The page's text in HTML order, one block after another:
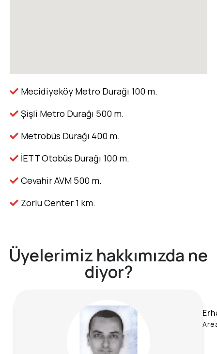
Mecidiyeköy Metro Durağı 100 m.
Şişli Metro Durağı 500 m.
Metrobüs Durağı 400 m.
İETT Otobüs Durağı 100 m.
Cevahir AVM 500 m.
Zorlu Center 1 km.
Üyelerimiz hakkımızda ne
diyor?